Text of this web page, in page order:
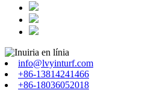
info@lvyinturf.com
+86-13814241466
+86-18036052018